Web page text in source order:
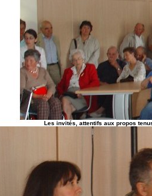
Les invités, attentifs aux propos